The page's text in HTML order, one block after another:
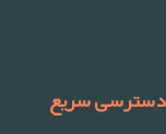
دسترسی سریع